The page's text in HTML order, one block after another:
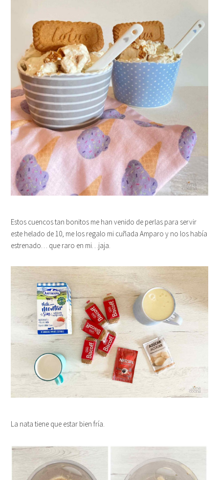
Estos cuencos tan bonitos me han venido de perlas para servir
este helado de 10, me los regalo mi cuñada Amparo y no los había
estrenado… que raro en mi…jaja.
La nata tiene que estar bien fría.